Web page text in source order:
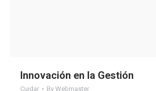
Innovación en la Gestión
Cuidar By Webmaster